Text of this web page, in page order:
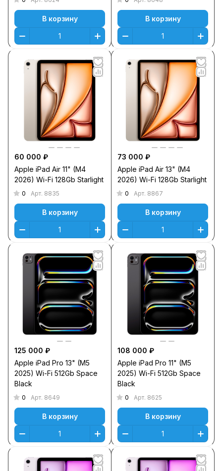
В корзину В корзину
60 000 ₽
Apple iPad Air 11" (M4
2026) Wi-Fi 128Gb Starlight
0 Арт. 8835
В корзину
73 000 ₽
Apple iPad Air 13" (M4
2026) Wi-Fi 128Gb Starlight
0 Арт. 8867
В корзину
125 000 ₽
Apple iPad Pro 13" (M5
2025) Wi-Fi 512Gb Space
Black
0 Арт. 8649
В корзину
108 000 ₽
Apple iPad Pro 11" (M5
2025) Wi-Fi 512Gb Space
Black
0 Арт. 8625
В корзину